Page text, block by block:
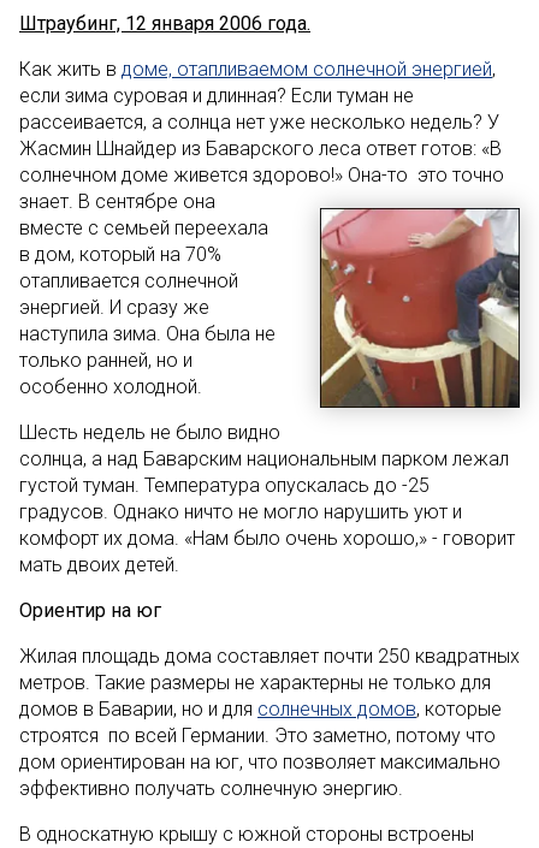
Штраубинг, 12 января 2006 года.
Как жить в доме, отапливаемом солнечной энергией,
если зима суровая и длинная? Если туман не
рассеивается, а солнца нет уже несколько недель? У
Жасмин Шнайдер из Баварского леса ответ готов: «В
солнечном доме живется здорово!» Она-то это точно
знает. В сентябре она
вместе с семьей переехала
в дом, который на 70%
отапливается солнечной
энергией. И сразу же
наступила зима. Она была не
только ранней, но и
особенно холодной.
Шесть недель не было видно
солнца, а над Баварским национальным парком лежал
густой туман. Температура опускалась до -25
градусов. Однако ничто не могло нарушить уют и
комфорт их дома. «Нам было очень хорошо,» - говорит
мать двоих детей.
Ориентир на юг
Жилая площадь дома составляет почти 250 квадратных
метров. Такие размеры не характерны не только для
домов в Баварии, но и для солнечных домов, которые
строятся по всей Германии. Это заметно, потому что
дом ориентирован на юг, что позволяет максимально
эффективно получать солнечную энергию.
В односкатную крышу с южной стороны встроены